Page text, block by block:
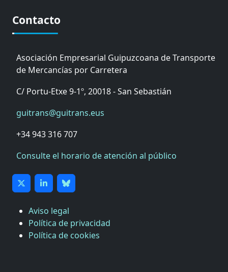
Contacto
Asociación Empresarial Guipuzcoana de Transporte
de Mercancías por Carretera
C/ Portu-Etxe 9-1º, 20018 - San Sebastián
guitrans@guitrans.eus
+34 943 316 707
Consulte el horario de atención al público
Aviso legal
Política de privacidad
Política de cookies